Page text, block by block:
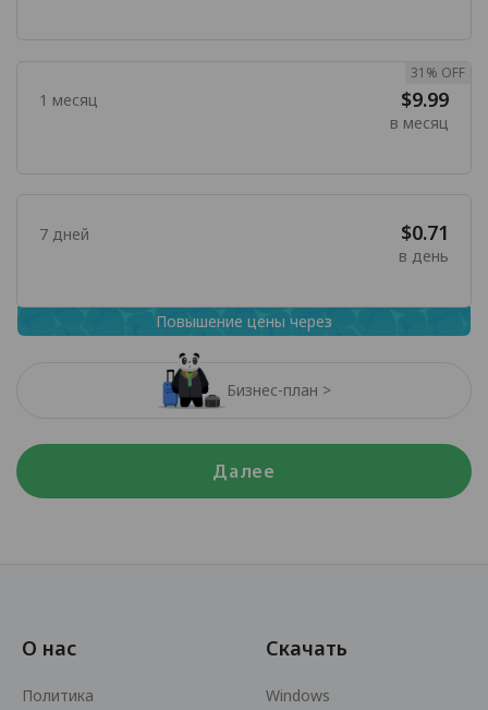
Бизнес-план >
1 месяц $9.99
в месяц
31% OFF
7 дней $0.71
в день
Повышение цены через
Далее
О нас
Политика
Скачать
Windows